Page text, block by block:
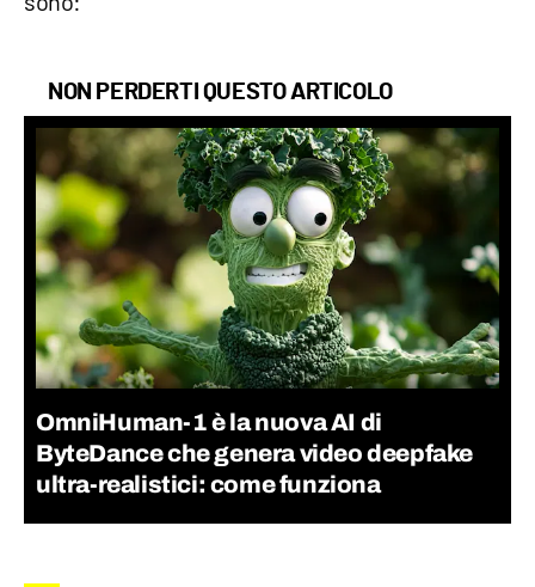
NON PERDERTI QUESTO ARTICOLO
OmniHuman-1 è la nuova AI di
ByteDance che genera video deepfake
ultra-realistici: come funziona